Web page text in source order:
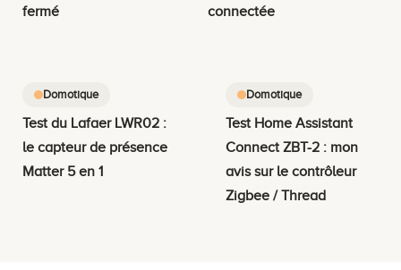
fermé
connectée
Domotique
Test du Lafaer LWR02 :
le capteur de présence
Matter 5 en 1
Domotique
Test Home Assistant
Connect ZBT-2 : mon
avis sur le contrôleur
Zigbee / Thread